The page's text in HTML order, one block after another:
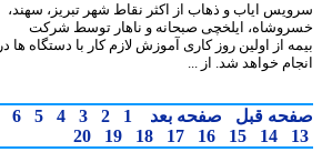
ایاب و ذهاب از اکثر نقاط شهر تبریز، سهند،
ایلخچی صبحانه و ناهار توسط شرکت
از اولین روز کاری آموزش لازم کار با دستگاه ها
خواهد شد. از ...
قبل صفحه بعد 1
2
3
4
5
6
7
14
15
16
17
18
19
20